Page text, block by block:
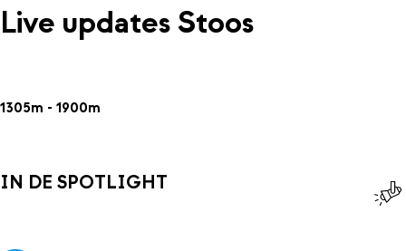
Live updates Stoos
1305m - 1900m
IN DE SPOTLIGHT